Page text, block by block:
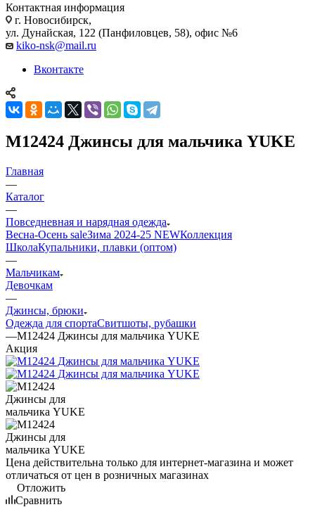
Контактная информация
г. Новосибирск,
ул. Дунайская, 122 (Панфиловцев, 58), офис №6
kiko-nsk@mail.ru
Вконтакте
М12424 Джинсы для мальчика YUKE
Главная
—
Каталог
—
Повседневная и нарядная одежда
Весна-Осень saleЗима 2024-25 NEWКоллекция
ШколаКупальники, плавки (оптом)
—
Мальчикам
Девочкам
—
Джинсы, брюки
Одежда для спортаСвитшоты, рубашки
—М12424 Джинсы для мальчика YUKE
Акция
Цена действительна только для интернет-магазина и может
отличаться от цен в розничных магазинах
Отложить
Сравнить